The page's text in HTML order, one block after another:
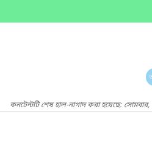
কনটেন্টটি শেষ হাল-নাগাদ করা হয়েছে: